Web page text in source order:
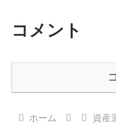
コメント
ホーム 資産